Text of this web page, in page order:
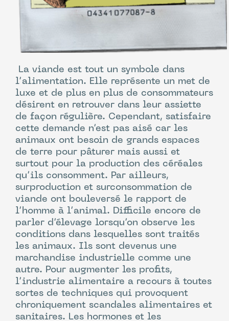
La viande est tout un symbole dans
l’alimentation. Elle représente un met de
luxe et de plus en plus de consommateurs
désirent en retrouver dans leur assiette
de façon régulière. Cependant, satisfaire
cette demande n’est pas aisé car les
animaux ont besoin de grands espaces
de terre pour pâturer mais aussi et
surtout pour la production des céréales
qu’ils consomment. Par ailleurs,
surproduction et surconsommation de
viande ont bouleversé le rapport de
l’homme à l’animal. Difficile encore de
parler d’élevage lorsqu’on observe les
conditions dans lesquelles sont traités
les animaux. Ils sont devenus une
marchandise industrielle comme une
autre. Pour augmenter les profits,
l’industrie alimentaire a recours à toutes
sortes de techniques qui provoquent
chroniquement scandales alimentaires et
sanitaires. Les hormones et les